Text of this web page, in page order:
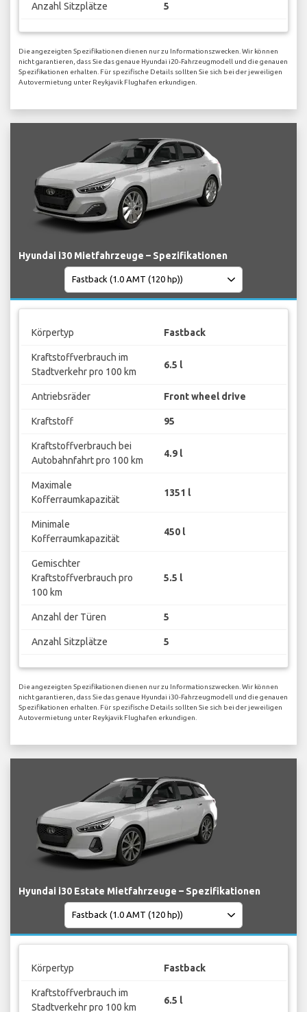
Anzahl Sitzplätze 5
Die angezeigten Spezifikationen dienen nur zu Informationszwecken. Wir können
nicht garantieren, dass Sie das genaue Hyundai i20-Fahrzeugmodell und die genauen
Spezifikationen erhalten. Für spezifische Details sollten Sie sich bei der jeweiligen
Autovermietung unter Reykjavik Flughafen erkundigen.
Hyundai i30 Mietfahrzeuge – Spezifikationen
Körpertyp Fastback
Kraftstoffverbrauch im
Stadtverkehr pro 100 km
6.5 l
Antriebsräder Front wheel drive
Kraftstoff 95
Kraftstoffverbrauch bei
Autobahnfahrt pro 100 km
4.9 l
Maximale
Kofferraumkapazität
1351 l
Minimale
Kofferraumkapazität
450 l
Gemischter
Kraftstoffverbrauch pro
100 km
5.5 l
Anzahl der Türen 5
Anzahl Sitzplätze 5
Die angezeigten Spezifikationen dienen nur zu Informationszwecken. Wir können
nicht garantieren, dass Sie das genaue Hyundai i30-Fahrzeugmodell und die genauen
Spezifikationen erhalten. Für spezifische Details sollten Sie sich bei der jeweiligen
Autovermietung unter Reykjavik Flughafen erkundigen.
Hyundai i30 Estate Mietfahrzeuge – Spezifikationen
Körpertyp Fastback
Kraftstoffverbrauch im
Stadtverkehr pro 100 km
6.5 l